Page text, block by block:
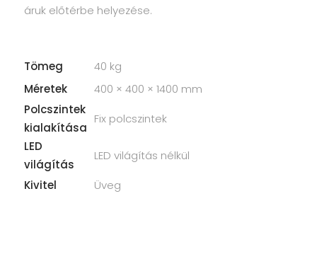
áruk előtérbe helyezése.
Tömeg
40 kg
Méretek
400 × 400 × 1400 mm
Polcszintek
kialakítása
Fix polcszintek
LED
világítás
LED világítás nélkül
Kivitel
Üveg